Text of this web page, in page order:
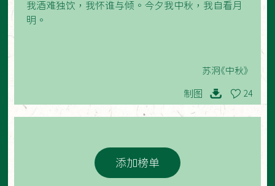
我酒难独饮，我怀谁与倾。今夕我中秋，我自看月
明。
苏泂《中秋》
制图 24
添加榜单